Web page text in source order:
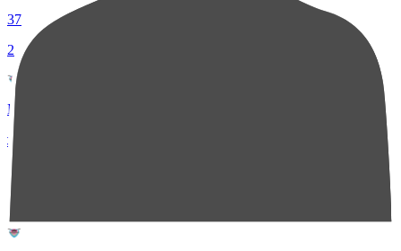
37
2
MF 7
坂本 亘基
27
3